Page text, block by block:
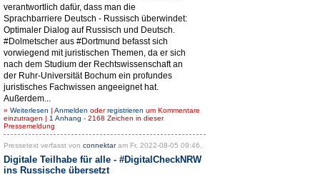
verantwortlich dafür, dass man die
Sprachbarriere Deutsch - Russisch überwindet:
Optimaler Dialog auf Russisch und Deutsch.
#Dolmetscher aus #Dortmund befasst sich
vorwiegend mit juristischen Themen, da er sich
nach dem Studium der Rechtswissenschaft an
der Ruhr-Universität Bochum ein profundes
juristisches Fachwissen angeeignet hat.
Außerdem...
» Weiterlesen | Anmelden oderregistrieren um Kommentare
einzutragen | 1 Anhang - 2168 Zeichen in dieser
Pressemeldung
Pressetext verfasst von connektaram Fr, 2022-08-05 09:46.
Digitale Teilhabe für alle - #DigitalCheckNRW
ins Russische übersetzt